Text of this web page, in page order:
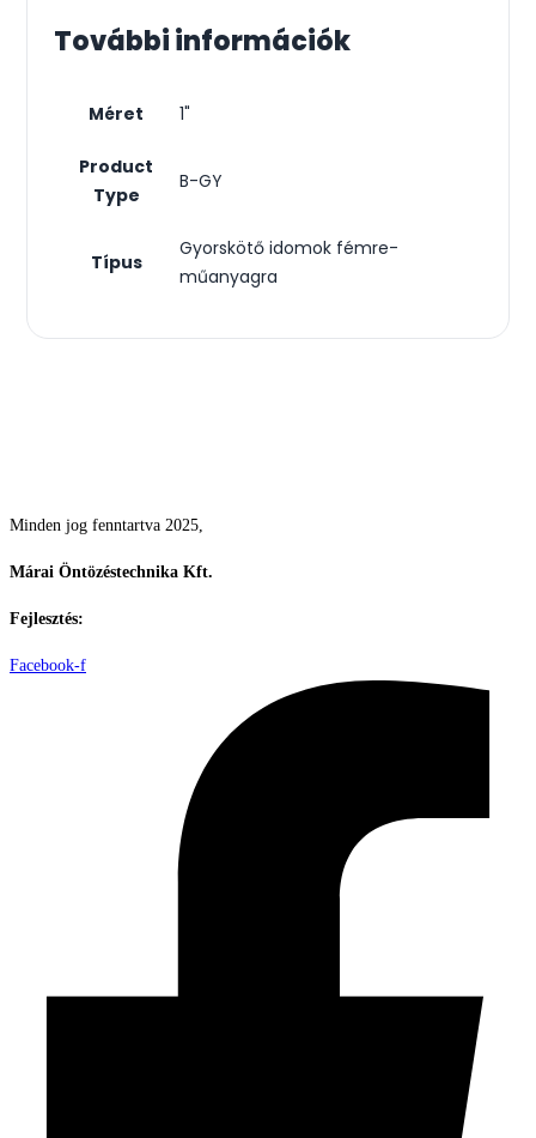
További információk
Méret 1"
Product
Type
B-GY
Típus
Gyorskötő idomok fémre-
műanyagra
Minden jog fenntartva 2025,
Márai Öntözéstechnika Kft.
Fejlesztés:
Facebook-f